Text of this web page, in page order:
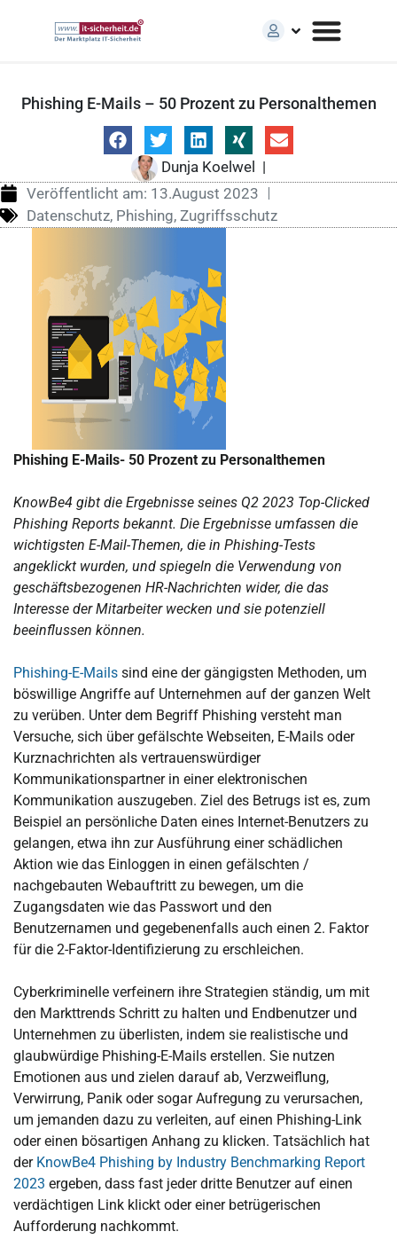
Phishing E-Mails – 50 Prozent zu Personalthemen
Dunja Koelwel
|
Veröffentlicht am: 13.August 2023
Datenschutz, Phishing, Zugriffsschutz
Phishing E-Mails- 50 Prozent zu Personalthemen
KnowBe4 gibt die Ergebnisse seines Q2 2023 Top-Clicked
Phishing Reports bekannt. Die Ergebnisse umfassen die
wichtigsten E-Mail-Themen, die in Phishing-Tests
angeklickt wurden, und spiegeln die Verwendung von
geschäftsbezogenen HR-Nachrichten wider, die das
Interesse der Mitarbeiter wecken und sie potenziell
beeinflussen können.
Phishing-E-Mails sind eine der gängigsten Methoden, um
böswillige Angriffe auf Unternehmen auf der ganzen Welt
zu verüben. Unter dem Begriff Phishing versteht man
Versuche, sich über gefälschte Webseiten, E-Mails oder
Kurznachrichten als vertrauenswürdiger
Kommunikationspartner in einer elektronischen
Kommunikation auszugeben. Ziel des Betrugs ist es, zum
Beispiel an persönliche Daten eines Internet-Benutzers zu
gelangen, etwa ihn zur Ausführung einer schädlichen
Aktion wie das Einloggen in einen gefälschten /
nachgebauten Webauftritt zu bewegen, um die
Zugangsdaten wie das Passwort und den
Benutzernamen und gegebenenfalls auch einen 2. Faktor
für die 2-Faktor-Identifizierung zu erschleichen.
Cyberkriminelle verfeinern ihre Strategien ständig, um mit
den Markttrends Schritt zu halten und Endbenutzer und
Unternehmen zu überlisten, indem sie realistische und
glaubwürdige Phishing-E-Mails erstellen. Sie nutzen
Emotionen aus und zielen darauf ab, Verzweiflung,
Verwirrung, Panik oder sogar Aufregung zu verursachen,
um jemanden dazu zu verleiten, auf einen Phishing-Link
oder einen bösartigen Anhang zu klicken. Tatsächlich hat
der KnowBe4 Phishing by Industry Benchmarking Report
2023 ergeben, dass fast jeder dritte Benutzer auf einen
verdächtigen Link klickt oder einer betrügerischen
Aufforderung nachkommt.